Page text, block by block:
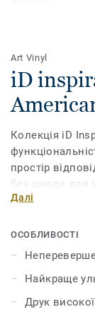
Art Vinyl
iD
Колекція iD
простір
без шкоди для
природою
найкращі
гармонійного
було
Покриття
забезпечуючи
Далі
ОСОБЛИВОСТІ
Найкраще
Друк високої